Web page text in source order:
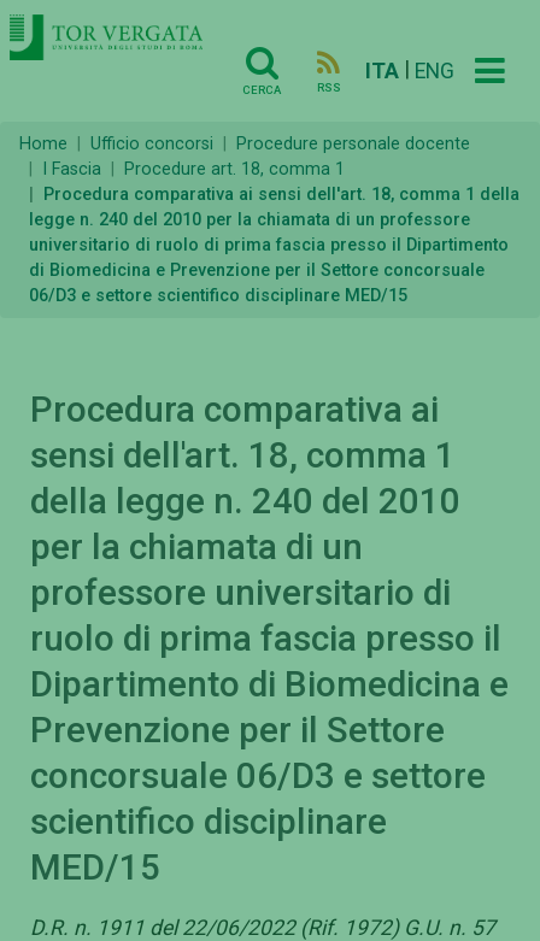
CERCA RSS
ITA ENG
Home Ufficio concorsi
Procedure personale docente
I Fascia
Procedure art. 18, comma 1
Procedura comparativa ai sensi dell'art. 18, comma 1 della
legge n. 240 del 2010 per la chiamata di un professore
universitario di ruolo di prima fascia presso il Dipartimento
di Biomedicina e Prevenzione per il Settore concorsuale
06/D3 e settore scientifico disciplinare MED/15
Procedura comparativa ai
sensi dell'art. 18, comma 1
della legge n. 240 del 2010
per la chiamata di un
professore universitario di
ruolo di prima fascia presso il
Dipartimento di Biomedicina e
Prevenzione per il Settore
concorsuale 06/D3 e settore
scientifico disciplinare
MED/15
D.R. n. 1911 del 22/06/2022 (Rif. 1972) G.U. n. 57